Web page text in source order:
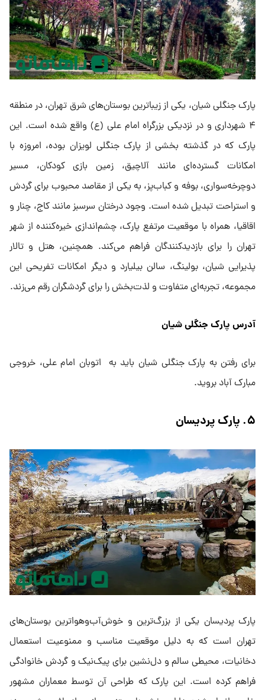
پارک جنگلی شیان، یکی از زیباترین بوستان‌های شرق تهران، در منطقه
۴ شهرداری و در نزدیکی بزرگراه امام علی (ع) واقع شده است. این
پارک که در گذشته بخشی از پارک جنگلی لویزان بوده، امروزه با
امکانات گسترده‌ای مانند آلاچیق، زمین بازی کودکان، مسیر
دوچرخه‌سواری، بوفه و کباب‌پز، به یکی از مقاصد محبوب برای گردش
و استراحت تبدیل شده است. وجود درختان سرسبز مانند کاج، چنار و
اقاقیا، همراه با موقعیت مرتفع پارک، چشم‌اندازی خیره‌کننده از شهر
تهران را برای بازدیدکنندگان فراهم می‌کند. همچنین، هتل و تالار
پذیرایی شیان، بولینگ، سالن بیلیارد و دیگر امکانات تفریحی این
مجموعه، تجربه‌ای متفاوت و لذت‌بخش را برای گردشگران رقم می‌زند.
آدرس پارک جنگلی شیان
برای رفتن به پارک جنگلی شیان باید به اتوبان امام علی، خروجی
مبارک آباد بروید.
۵. پارک پردیسان
پارک پردیسان یکی از بزرگ‌ترین و خوش‌آب‌وهواترین بوستان‌های
تهران است که به دلیل موقعیت مناسب و ممنوعیت استعمال
دخانیات، محیطی سالم و دل‌نشین برای پیک‌نیک و گردش خانوادگی
فراهم کرده است. این پارک که طراحی آن توسط معماران مشهور